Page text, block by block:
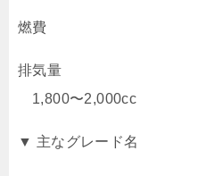
燃費
排気量
1,800〜2,000cc
▼ 主なグレード名